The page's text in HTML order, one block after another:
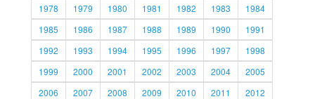
1978
1979 1980 1981 1982 1983
1984
1985
1986 1987 1988 1989 1990
1991
1992
1993 1994 1995 1996 1997
1998
1999
2000 2001 2002 2003 2004
2005
2006
2007 2008 2009 2010 2011
2012